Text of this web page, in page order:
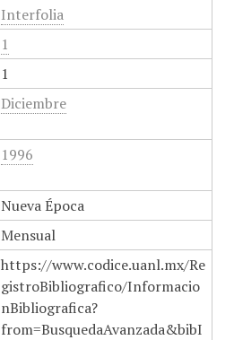
Interfolia
1
1
Diciembre
1996
Nueva Época
Mensual
https://www.codice.uanl.mx/Re
gistroBibliografico/Informacio
nBibliografica?
from=BusquedaAvanzada&bibI